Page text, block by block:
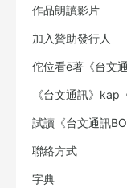
作品朗讀影片
加入贊助發行人
佗位看ē著《台文
《台文通訊》kap
試讀《台文通訊
聯絡方式
字典